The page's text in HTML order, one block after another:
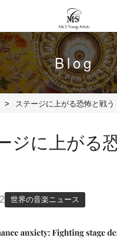
Blog
ステージに上がる恐怖と戦う
ジに上がる
世界の音楽ニュース